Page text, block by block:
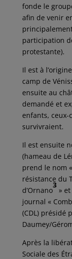
fonde le
afin de venir
participation
protestante).
Il est à
camp de
ensuite au
demandé et
enfants,
survivraient.
Il est ensuite
(hameau de
prend le nom
résistance du
d’Ornano
3
»
journal «
(CDL) présidé
Daumey/
Après la
Sociale des